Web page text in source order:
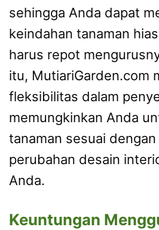
sehingga Anda dapat
keindahan tanaman
harus repot
itu, MutiariGarden.com
fleksibilitas dalam
memungkinkan Anda
tanaman sesuai
perubahan desain
Anda.
Keuntungan